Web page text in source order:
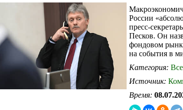
России
пресс-
Песков. Он
фондовом
на события в
Категория: Все
Источник:
Время: